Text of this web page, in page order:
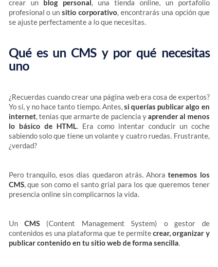
crear un blog personal, una tienda online, un portafolio
profesional o unsitio corporativo, encontrarás una opción que
se ajuste perfectamente a lo que necesitas.
Qué es un CMS y por qué necesitas
uno
¿Recuerdas cuando crear una página web era cosa de expertos?
Yo sí, y no hace tanto tiempo. Antes,si querías publicar algo en
internet, tenías que armarte de paciencia yaprender al menos
lo básico de HTML. Era como intentar conducir un coche
sabiendo solo que tiene un volante y cuatro ruedas. Frustrante,
¿verdad?
Pero tranquilo, esos días quedaron atrás. Ahoratenemos los
CMS, que son como el santo grial para los que queremos tener
presencia online sin complicarnos la vida.
Un CMS(Content Management System) o gestor de
contenidos es una plataforma que te permitecrear, organizar y
publicar contenido en tu sitio web de forma sencilla.